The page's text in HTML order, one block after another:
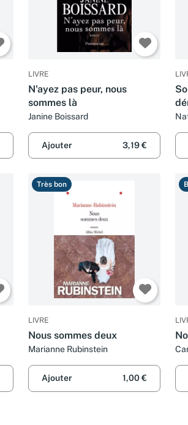
LIVRE
N'ayez pas peur, nous
sommes là
Janine Boissard
Ajouter 3,19 €
Très bon
LIVRE
Nous sommes deux
Marianne Rubinstein
Ajouter 1,00 €